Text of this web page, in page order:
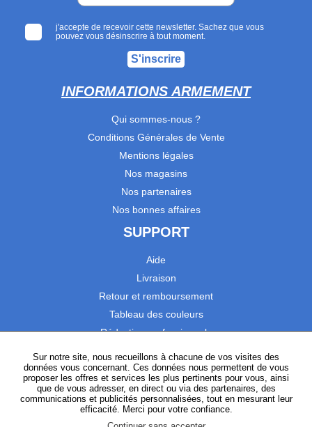
j'accepte de recevoir cette newsletter. Sachez que vous
pouvez vous désinscrire à tout moment.
S'inscrire
INFORMATIONS ARMEMENT
Qui sommes-nous ?
Conditions Générales de Vente
Mentions légales
Nos magasins
Nos partenaires
Nos bonnes affaires
SUPPORT
Aide
Livraison
Retour et remboursement
Tableau des couleurs
Réduction professionnels
Catalogues
Satisfaction Clients
SUIVEZ-NOUS
Sur notre site, nous recueillons à chacune de vos visites des
données vous concernant. Ces données nous permettent de vous
proposer les offres et services les plus pertinents pour vous, ainsi
que de vous adresser, en direct ou via des partenaires, des
communications et publicités personnalisées, tout en mesurant leur
efficacité. Merci pour votre confiance.